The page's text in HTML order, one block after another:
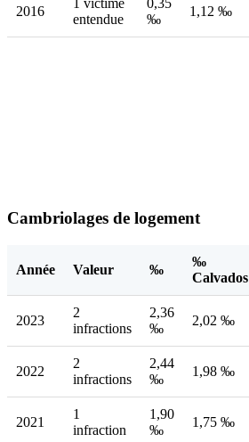
2016
entendue
‰
1,12 ‰
Cambriolages de logement
Année Valeur ‰
‰
Calvados
2023
2
infractions
2,36
‰
2,02 ‰
2022
2
infractions
2,44
‰
1,98 ‰
2021
1
infraction
1,90
‰
1,75 ‰